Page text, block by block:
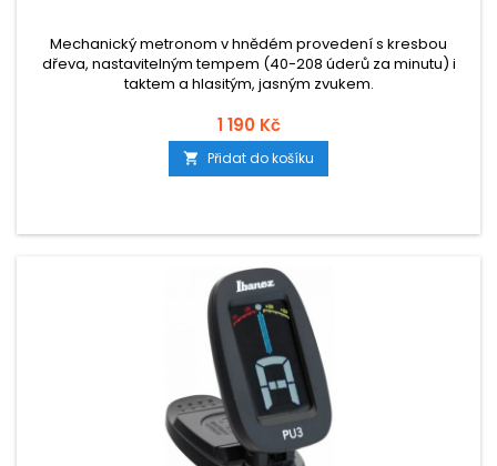
Mechanický metronom v hnědém provedení s kresbou
dřeva, nastavitelným tempem (40-208 úderů za minutu) i
taktem a hlasitým, jasným zvukem.
1 190 Kč
 Přidat do košíku